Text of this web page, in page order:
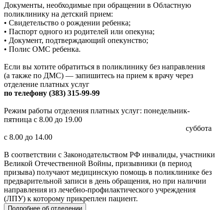
Документы, необходимые при обращении в Областную
поликлинику на детский прием:
• Свидетельство о рождении ребенка;
• Паспорт одного из родителей или опекуна;
• Документ, подтверждающий опекунство;
• Полис ОМС ребенка.
Если вы хотите обратиться в поликлинику без направления
(а также по ДМС) — запишитесь на прием к врачу через
отделение платных услуг
по телефону (383) 315-99-99
Режим работы отделения платных услуг: понедельник-
пятница с 8.00 до 19.00
суббота
с 8.00 до 14.00
В соответствии с Законодательством РФ инвалиды, участники
Великой Отечественной Войны, призывники (в период
призыва) получают медицинскую помощь в поликлинике без
предварительной записи в день обращения, но при наличии
направления из лечебно-профилактического учреждения
(ЛПУ) к которому прикреплен пациент.
Подробнее об отделении